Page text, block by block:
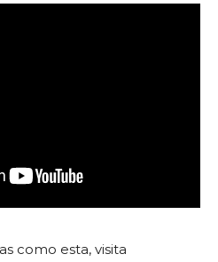
como esta, visita